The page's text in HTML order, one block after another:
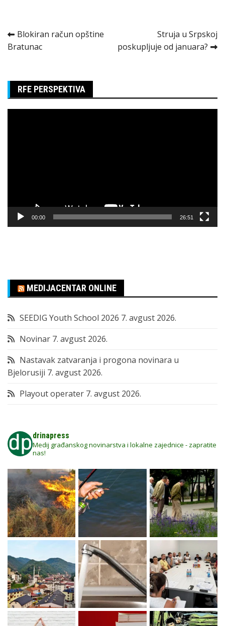
Kretanje
članka
Blokiran račun opštine
Bratunac
Struja u Srpskoj
poskupljuje od januara?
RFE PERSPEKTIVA
00:00 26:51
MEDIJACENTAR ONLINE
SEEDIG Youth School 2026 7. avgust 2026.
Novinar 7. avgust 2026.
Nastavak zatvaranja i progona novinara u
Bjelorusiji 7. avgust 2026.
Playout operater 7. avgust 2026.
drinapress
Medij građanskog novinarstva i lokalne zajednice - zapratite
nas!